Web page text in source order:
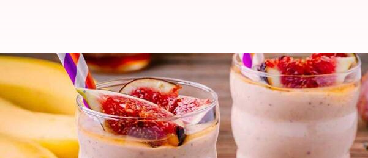
Lima Resep Berbasis Buah Ara dari Dapur
menulis Handoko Jan 20, 2026 10:49 am
Buah ara adalah bahan yang jarang ditemukan di dapur